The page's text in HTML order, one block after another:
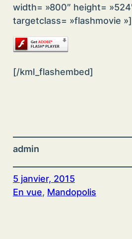
width= »800″ height=
targetclass= »flashmovie »]
[/kml_flashembed]
admin
5 janvier, 2015
En vue, Mandopolis